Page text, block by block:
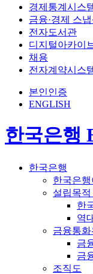
경제통계시스
금융·경제 스
전자도서관
디지털아카이
채용
전자계약시스
본인인증
ENGLISH
한국은행
한국은행
한국은
설립목
한
역
금융통화
금
금
조직도